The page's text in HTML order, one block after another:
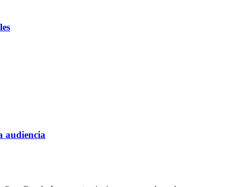
audiencia